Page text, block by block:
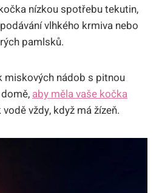
nízkou spotřebu tekutin,
vlhkého krmiva nebo
pamlsků.
miskových nádob s pitnou
aby měla vaše kočka
vodě vždy, když má žízeň.